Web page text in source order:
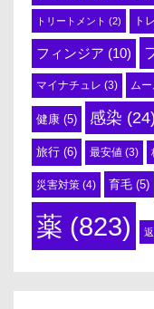
トリートメント (2) ト
フィンジア (10)
マイナチュレ (3) ムー
健康 (5) 感染 (24)
旅行 (6) 最安値 (3)
災害対策 (4) 育毛 (5)
薬 (823)